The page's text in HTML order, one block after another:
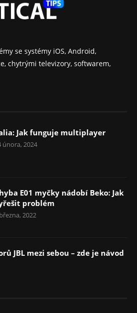
se systémy iOS, Android,
chytrými televizory, softwarem,
Jak funguje multiplayer
února, 2024
E01 myčky nádobí Beko: Jak
problém
2022
JBL mezi sebou – zde je návod